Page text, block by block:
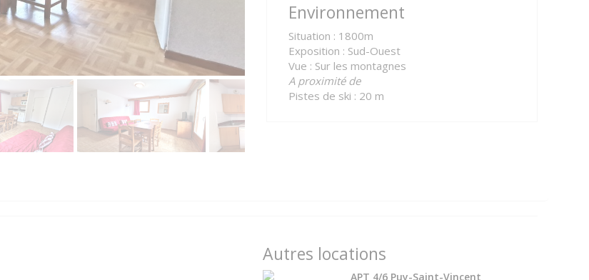
Environnement
Situation : 1800m
Exposition : Sud-Ouest
Vue : Sur les montagnes
A proximité de
Pistes de ski : 20 m
Autres locations
APT 4/6 Puy-Saint-Vincent